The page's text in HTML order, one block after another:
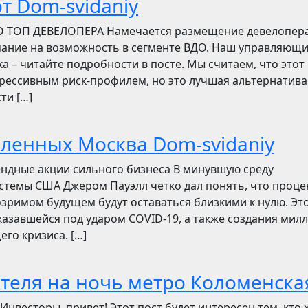
Dom-svidaniy
ДЕВЕЛОПЕРА Намечается размещение
на возможность в сегменте ВДО. Наш
– читайте подробности в посте. Мы считаем, что этот
риск-профилем, но это лучшая альтернатива
[…]
Москва Dom-svidaniy
акции сильного бизнеса В минувшую среду
США Джером Пауэлл четко дал понять, что
будущем будут оставаться близкими к нулю.
под ударом COVID-19, а также создания
кризиса. […]
на ночь метро